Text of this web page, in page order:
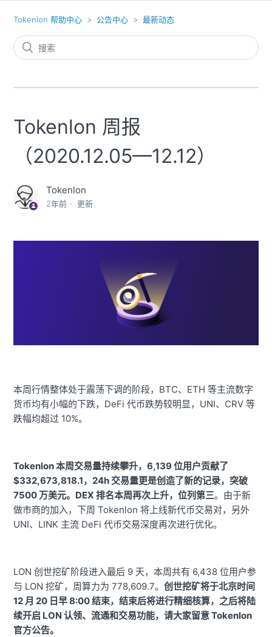
Tokenlon 帮助中心 公告中心 最新动态
Tokenlon 周报
（2020.12.05—12.12）
Tokenlon
2年前 更新
本周行情整体处于震荡下调的阶段，BTC、ETH 等主流数字
货币均有小幅的下跌，DeFi 代币跌势较明显，UNI、CRV 等
跌幅均超过 10%。
Tokenlon 本周交易量持续攀升，6,139 位用户贡献了
$332,673,818.1，24h 交易量更是创造了新的记录，突破
7500 万美元。DEX 排名本周再次上升，位列第三。由于新
做市商的加入，下周 Tokenlon 将上线新代币交易对，另外
UNI、LINK 主流 DeFi 代币交易深度再次进行优化。
LON 创世挖矿阶段进入最后 9 天，本周共有 6,438 位用户参
与 LON 挖矿，周算力为 778,609.7。创世挖矿将于北京时间
12 月 20 日早 8:00 结束，结束后将进行精细核算，之后将陆
续开启 LON 认领、流通和交易功能，请大家留意 Tokenlon
官方公告。